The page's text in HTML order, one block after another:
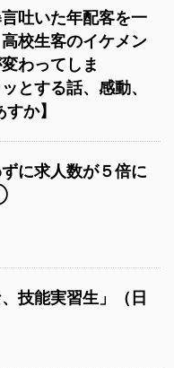
吐いた年配客を一
校生客のイケメン
わってしま
とする話、感動、
か】
に求人数が５倍に
、技能実習生」（日